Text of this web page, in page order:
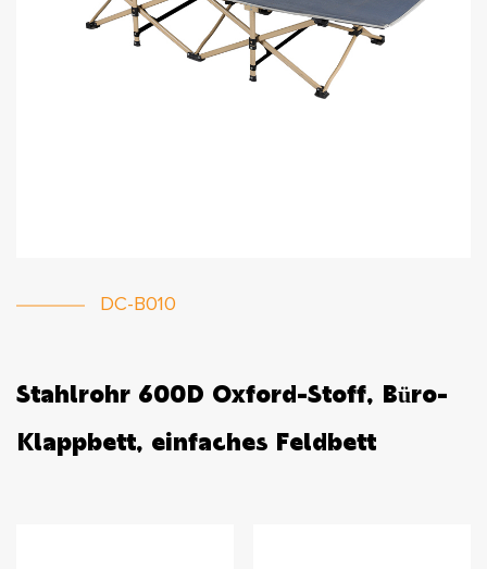
DC-B010
Stahlrohr 600D Oxford-Stoff, Büro-
Klappbett, einfaches Feldbett